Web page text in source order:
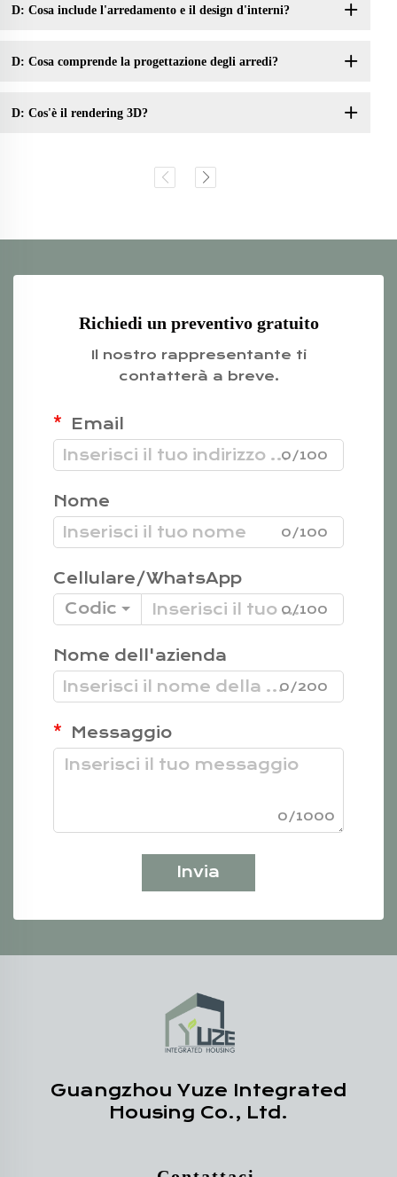
D: Cosa include l'arredamento e il design d'interni?
D: Cosa comprende la progettazione degli arredi?
D: Cos'è il rendering 3D?
Richiedi un preventivo gratuito
Il nostro rappresentante ti
contatterà a breve.
Email
0/100
Nome
0/100
Cellulare/WhatsApp
Codice
0/100
Nome dell'azienda
0/200
Messaggio
0/1000
Invia
Guangzhou Yuze Integrated
Housing Co., Ltd.